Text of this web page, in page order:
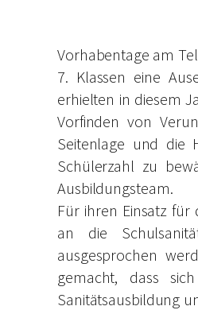
Vorhabentage am
7. Klassen eine
erhielten in diesem
Vorfinden von
Seitenlage und die
Schülerzahl zu
Ausbildungsteam.
Für ihren Einsatz
an die
ausgesprochen
gemacht, dass
Sanitätsausbildung